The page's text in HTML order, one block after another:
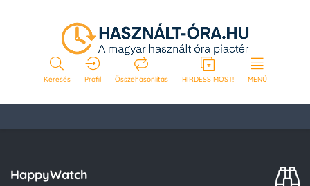
Keresés Profil Összehasonlítás HIRDESS MOST! MENÜ
HappyWatch